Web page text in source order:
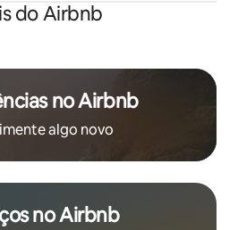
do Airbnb
no Airbnb
algo novo
no Airbnb